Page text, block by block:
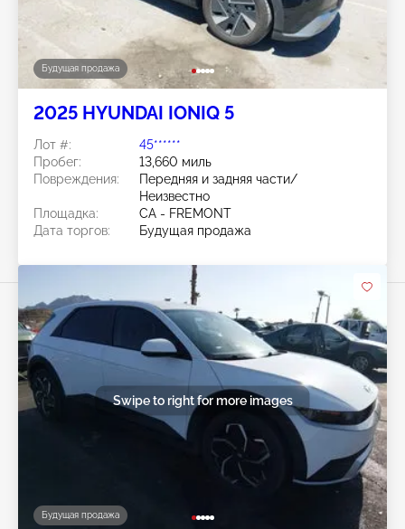
Будущая продажа
2025 HYUNDAI IONIQ 5
Лот #:
45******
Пробег:
13,660 миль
Повреждения:
Передняя и задняя части/
Неизвестно
Площадка:
CA - FREMONT
Дата торгов:
Будущая продажа
Будущая продажа
Swipe to right for more images